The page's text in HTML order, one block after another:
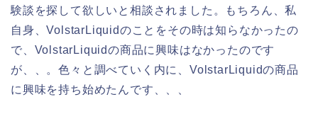
験談を探して欲しいと相談されました。もちろん、私
自身、VolstarLiquidのことをその時は知らなかったの
で、VolstarLiquidの商品に興味はなかったのです
が、、。色々と調べていく内に、VolstarLiquidの商品
に興味を持ち始めたんです、、、